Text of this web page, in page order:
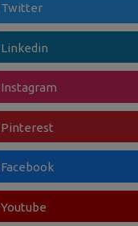
Twitter
Linkedin
Instagram
Pinterest
Facebook
Youtube